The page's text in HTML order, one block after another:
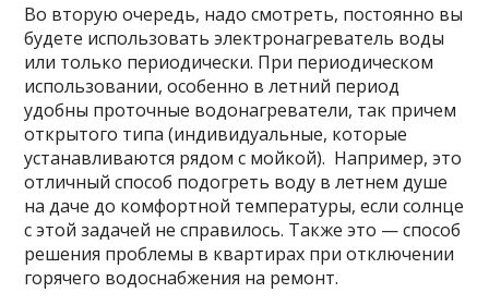
Во вторую очередь, надо смотреть, постоянно вы
будете использовать электронагреватель воды
или только периодически. При периодическом
использовании, особенно в летний период
удобны проточные водонагреватели, так причем
открытого типа (индивидуальные, которые
устанавливаются рядом с мойкой). Например, это
отличный способ подогреть воду в летнем душе
на даче до комфортной температуры, если солнце
с этой задачей не справилось. Также это — способ
решения проблемы в квартирах при отключении
горячего водоснабжения на ремонт.